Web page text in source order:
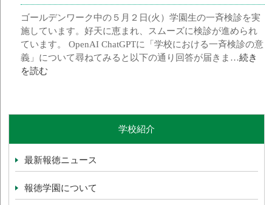
ゴールデンワーク中の５月２日(火）学園生の一斉検診を実
施しています。好天に恵まれ、スムーズに検診が進められ
ています。 OpenAI ChatGPTに「学校における一斉検診の意
義」について尋ねてみると以下の通り回答が届きま…続き
を読む
学校紹介
最新報徳ニュース
報徳学園について